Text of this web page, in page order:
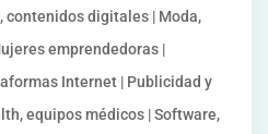
contenidos digitales | Moda,
emprendedoras |
Internet | Publicidad y
equipos médicos | Software,